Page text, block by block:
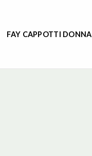
FAY CAPPOTTI DONNA